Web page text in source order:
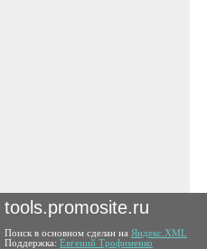
tools.promosite.ru
Поиск в основном сделан на Яндекс.XML
Поддержка: Евгений Трофименко